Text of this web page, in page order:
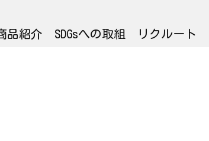
品紹介 SDGsへの取組 リクルート